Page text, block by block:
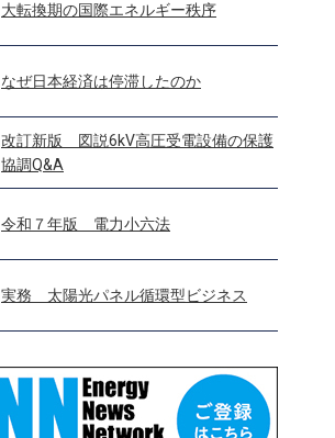
大転換期の国際エネルギー秩序
なぜ日本経済は停滞したのか
改訂新版 図説6kV高圧受電設備の保護
協調Q&A
令和７年版 電力小六法
実務 太陽光パネル循環型ビジネス